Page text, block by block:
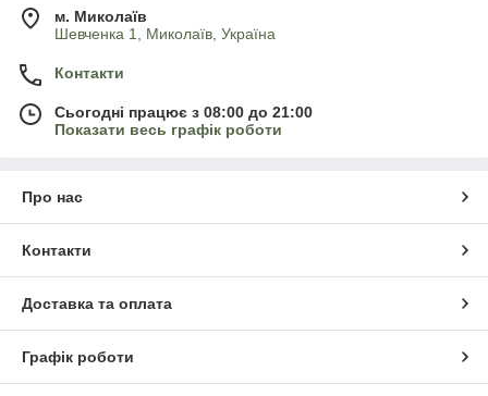
м. Миколаїв
Шевченка 1, Миколаїв, Україна
Контакти
Сьогодні працює з 08:00 до 21:00
Показати весь графік роботи
Про нас
Контакти
Доставка та оплата
Графік роботи